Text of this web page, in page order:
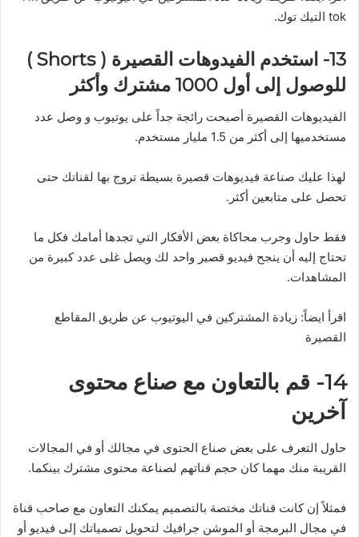
tok التيك توك.
13- استخدم الفيدوهات القصيرة ( Shorts )
للوصول إلى أول 1000 مشترك وأكثر
الفيديوهات القصيرة أصبحت رائجة جداً على يوتيوب و وصل عدد
مستخدميها إلى أكثر من 1.5 مليار مستخدم.
لهذا عليك صناعة فيديوهات قصيرة بسيطة تروج بها لقناتك حتى
تحصل على متابعين أكثر.
فقط حاول وجرب محاكاة بعض الأفكار التي تجدها أمامك فكل ما
تحتاج إليه أن ينجح فيديو قصير واحد لك ويصل غلى عدد كبيرة من
المشاهدات.
اقرأ ايضاً: زيادة المشتركين في اليوتيوب عن طريق المقاطع
القصيرة
14- قم بالتعاون مع صناع محتوى
آخرين
حاول التعرف على بعض صناع الحتوى في مجالك أو في المجالات
القريبة منك مهما كان حجم قناتهم لصناعة محتوى مشترك بينكما.
فمثلاً إن كانت قناتك مختصة بالتصميم يمكنك التعاون مع صاحب قناة
في مجال البرمجة أو الموشن جرافيك لتحويل تصمياتك إلى فيديو أو